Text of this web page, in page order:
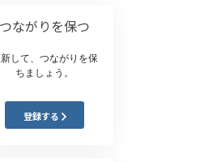
アシスト
ール
つながりを保つ
して、つながりを保
ちましょう。
登録する